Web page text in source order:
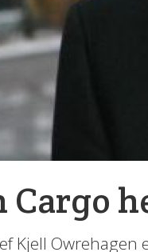
Cargo
Kjell